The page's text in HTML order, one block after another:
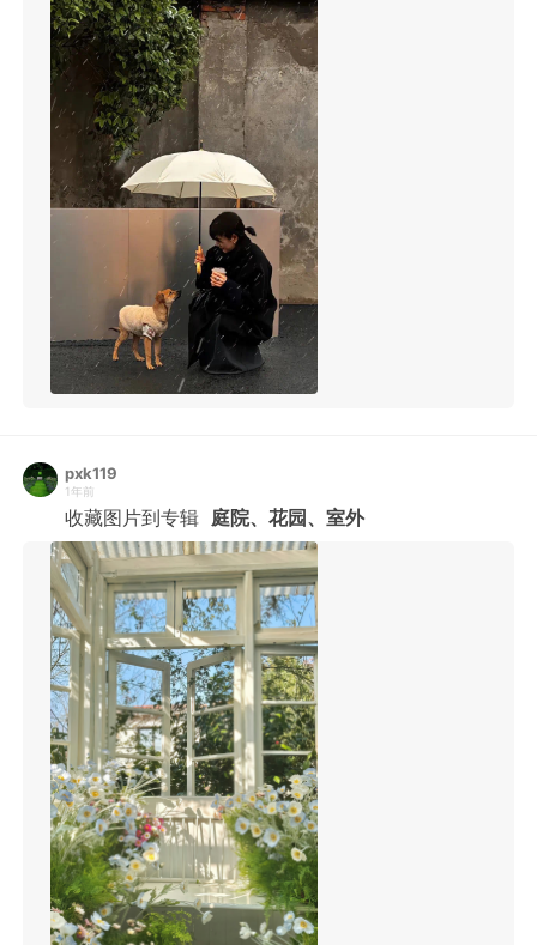
pxk119
1年前
收藏图片到专辑 庭院、花园、室外